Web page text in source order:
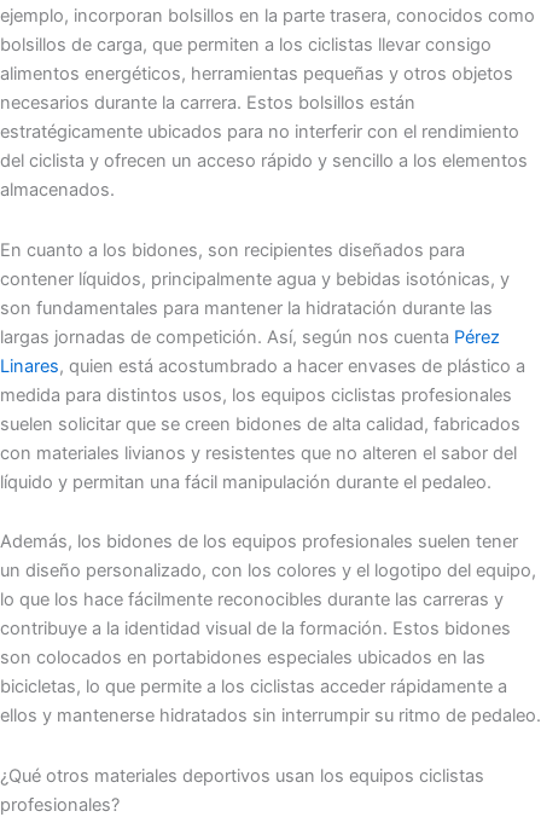
ejemplo, incorporan bolsillos en la parte trasera, conocidos como
bolsillos de carga, que permiten a los ciclistas llevar consigo
alimentos energéticos, herramientas pequeñas y otros objetos
necesarios durante la carrera. Estos bolsillos están
estratégicamente ubicados para no interferir con el rendimiento
del ciclista y ofrecen un acceso rápido y sencillo a los elementos
almacenados.
En cuanto a los bidones, son recipientes diseñados para
contener líquidos, principalmente agua y bebidas isotónicas, y
son fundamentales para mantener la hidratación durante las
largas jornadas de competición. Así, según nos cuenta Pérez
Linares, quien está acostumbrado a hacer envases de plástico a
medida para distintos usos, los equipos ciclistas profesionales
suelen solicitar que se creen bidones de alta calidad, fabricados
con materiales livianos y resistentes que no alteren el sabor del
líquido y permitan una fácil manipulación durante el pedaleo.
Además, los bidones de los equipos profesionales suelen tener
un diseño personalizado, con los colores y el logotipo del equipo,
lo que los hace fácilmente reconocibles durante las carreras y
contribuye a la identidad visual de la formación. Estos bidones
son colocados en portabidones especiales ubicados en las
bicicletas, lo que permite a los ciclistas acceder rápidamente a
ellos y mantenerse hidratados sin interrumpir su ritmo de pedaleo.
¿Qué otros materiales deportivos usan los equipos ciclistas
profesionales?